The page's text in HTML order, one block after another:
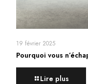
19 février 2025
Pourquoi vous
Lire plus